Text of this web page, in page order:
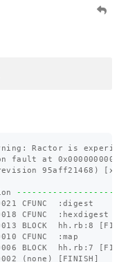
Ractor is
fault at
95aff21468 ) [
CFUNC  :digest
CFUNC  :hexdigest
BLOCK  hh.rb:8
[
CFUNC  :map
BLOCK  hh.rb:7
[
( none ) [ FINISH]